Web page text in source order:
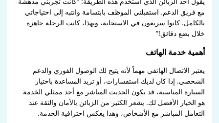
مع فريق الدعم. استقبلني الموظف بابتسامة وانتبه إلى احتياجاتي
بالكامل. كانوا سريعون في الاستجابة، وبهذا، كانت الرحلة جاهزة
خلال بضع دقائق!”
أهمية خدمة الهاتف
يعتبر الاتصال الهاتفي مهماً لأنه يتيح لك الوصول الفوري والدعم
الشخصي. إذا كان لديك استفسارات، أو تريد المساعدة باختيار
السيارة المناسبة، قد يكون الحديث المباشر مع أحد ممثلي الخدمة
هو الخيار الأفضل لك. يشعر الكثير من الزبائن بالأمان والثقة عند
التعامل المباشر مع الأشخاص، وهذا يعكس احترافية الخدمة.